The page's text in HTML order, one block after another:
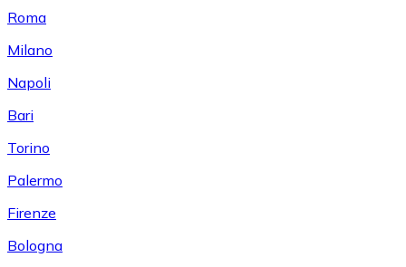
Roma
Milano
Napoli
Bari
Torino
Palermo
Firenze
Bologna